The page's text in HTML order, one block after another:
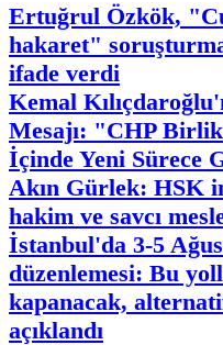
Ertuğrul Özkök,
hakaret"
ifade verdi
Kemal
Mesajı: "CHP
İçinde Yeni Sürece
Akın Gürlek: HSK
hakim ve savcı
İstanbul'da 3-5
düzenlemesi: Bu
kapanacak,
açıklandı